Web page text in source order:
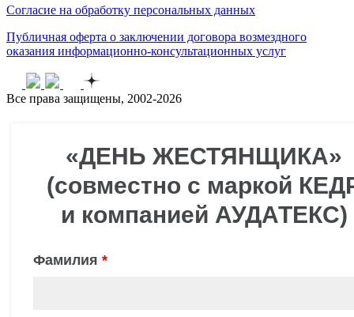
Согласие на обработку персональных данных
Публичная оферта о заключении договора возмездного
оказания информационно-консультационных услуг
Все права защищены, 2002-2026